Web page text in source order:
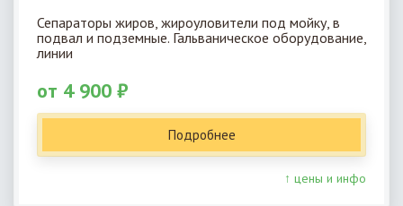
Сепараторы жиров, жироуловители под мойку, в
подвал и подземные. Гальваническое оборудование,
линии
от 4 900 ₽
Подробнее
↑ цены и инфо